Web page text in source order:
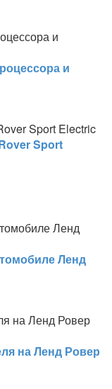
и
Sport
Ленд
на Ленд Ровер